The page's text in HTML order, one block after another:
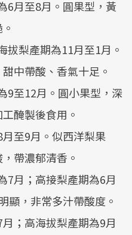
6月至8月。圓果型，黃
拔梨產期為11月至1月。
中帶酸、香氣十足。
9至12月。圓小果型，深
醃製後食用。
至9月。似西洋梨果
帶濃郁清香。
7月；高接梨產期為6月
顯，非常多汁帶酸度。
；高海拔梨產期為9月